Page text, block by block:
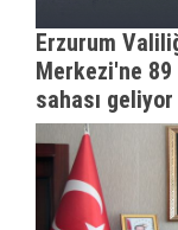
Erzurum
Merkezi'ne 89
sahası geliyor